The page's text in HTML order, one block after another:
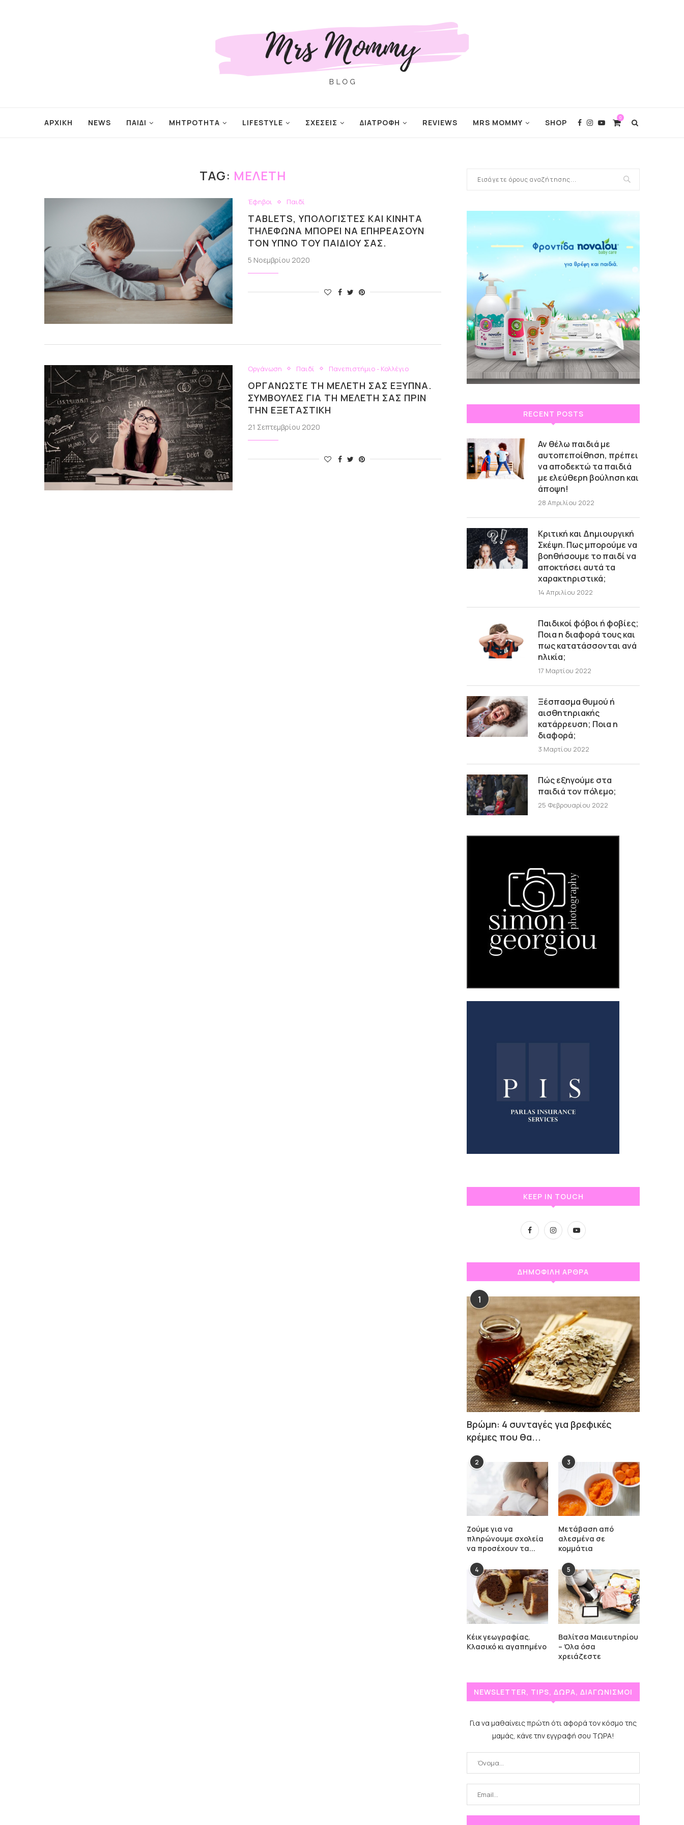
ΑΡΧΙΚΗ NEWS ΠΑΙΔΙ ΜΗΤΡΟΤΗΤΑ LIFESTYLE ΣΧΕΣΕΙΣ ΔΙΑΤΡΟΦΗ REVIEWS MRS MOMMY SHOP
0
TAG: ΜΕΛΈΤΗ
Έφηβοι Παιδί
TABLETS, ΥΠΟΛΟΓΙΣΤΈΣ ΚΑΙ ΚΙΝΗΤΆ
ΤΗΛΈΦΩΝΑ ΜΠΟΡΕΊ ΝΑ ΕΠΗΡΕΆΣΟΥΝ
ΤΟΝ ΎΠΝΟ ΤΟΥ ΠΑΙΔΙΟΎ ΣΑΣ.
5 Νοεμβρίου 2020
Οργάνωση Παιδί Πανεπιστήμιο - Κολλέγιο
ΟΡΓΑΝΏΣΤΕ ΤΗ ΜΕΛΈΤΗ ΣΑΣ ΈΞΥΠΝΑ.
ΣΥΜΒΟΥΛΈΣ ΓΙΑ ΤΗ ΜΕΛΈΤΗ ΣΑΣ ΠΡΙΝ
ΤΗΝ ΕΞΕΤΑΣΤΙΚΉ
21 Σεπτεμβρίου 2020
RECENT POSTS
Αν θέλω παιδιά με
αυτοπεποίθηση, πρέπει
να αποδεκτώ τα παιδιά
με ελεύθερη βούληση και
άποψη!
28 Απριλίου 2022
Κριτική και Δημιουργική
Σκέψη. Πως μπορούμε να
βοηθήσουμε το παιδί να
αποκτήσει αυτά τα
χαρακτηριστικά;
14 Απριλίου 2022
Παιδικοί φόβοι ή φοβίες;
Ποια η διαφορά τους και
πως κατατάσσονται ανά
ηλικία;
17 Μαρτίου 2022
Ξέσπασμα θυμού ή
αισθητηριακής
κατάρρευση; Ποια η
διαφορά;
3 Μαρτίου 2022
Πώς εξηγούμε στα
παιδιά τον πόλεμο;
25 Φεβρουαρίου 2022
KEEP IN TOUCH
ΔΗΜΟΦΙΛΗ ΑΡΘΡΑ
1
Βρώμη: 4 συνταγές για βρεφικές
κρέμες που θα...
2
Ζούμε για να
πληρώνουμε σχολεία
να προσέχουν τα...
3
Μετάβαση από
αλεσμένα σε
κομμάτια
4
Κέικ γεωγραφίας.
Κλασικό κι αγαπημένο
5
Βαλίτσα Μαιευτηρίου
– Όλα όσα
χρειάζεστε
NEWSLETTER, TIPS, ΔΩΡΑ, ΔΙΑΓΩΝΙΣΜΟΙ
Για να μαθαίνεις πρώτη ότι αφορά τον κόσμο της
μαμάς, κάνε την εγγραφή σου ΤΩΡΑ!